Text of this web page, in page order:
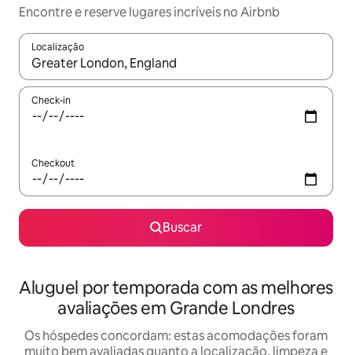
Encontre e reserve lugares incríveis no Airbnb
Localização
Quando os resultados estiverem disponíveis, explore-os
Check-in
Checkout
Buscar
Aluguel por temporada com as melhores
avaliações em Grande Londres
Os hóspedes concordam: estas acomodações foram
muito bem avaliadas quanto a localização, limpeza e